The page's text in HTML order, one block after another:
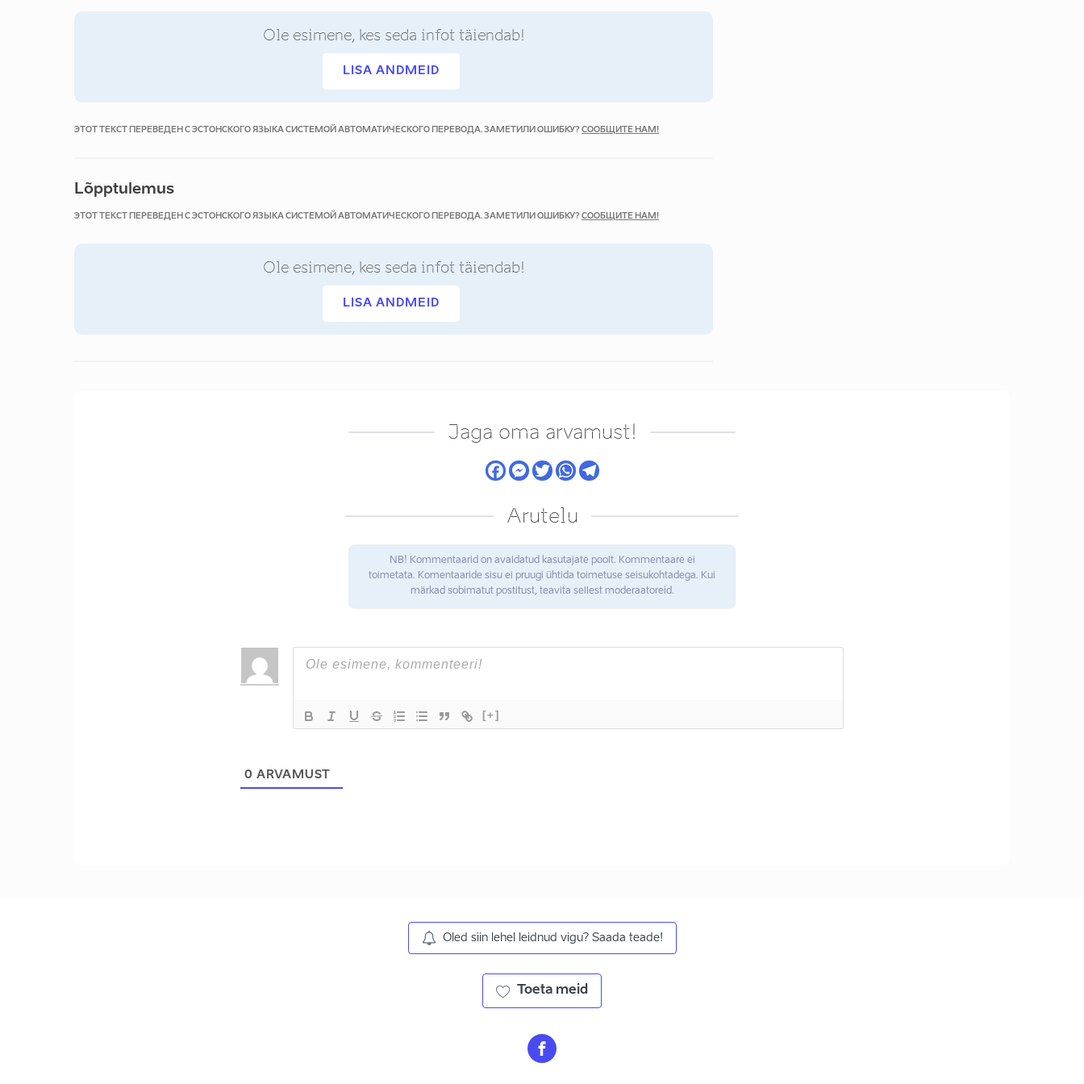
Ole esimene, kes seda infot täiendab!
LISA ANDMEID
ЭТОТ ТЕКСТ ПЕРЕВЕДЕН С ЭСТОНСКОГО ЯЗЫКА СИСТЕМОЙ АВТОМАТИЧЕСКОГО ПЕРЕВОДА. ЗАМЕТИЛИ ОШИБКУ? СООБЩИТЕ НАМ!
Lõpptulemus
ЭТОТ ТЕКСТ ПЕРЕВЕДЕН С ЭСТОНСКОГО ЯЗЫКА СИСТЕМОЙ АВТОМАТИЧЕСКОГО ПЕРЕВОДА. ЗАМЕТИЛИ ОШИБКУ? СООБЩИТЕ НАМ!
Ole esimene, kes seda infot täiendab!
LISA ANDMEID
Jaga oma arvamust!
Arutelu
NB! Kommentaarid on avaldatud kasutajate poolt. Kommentaare ei
toimetata. Komentaaride sisu ei pruugi ühtida toimetuse seisukohtadega. Kui
märkad sobimatut postitust, teavita sellest moderaatoreid.
[+]
0 ARVAMUST
Oled siin lehel leidnud vigu? Saada teade!
Toeta meid